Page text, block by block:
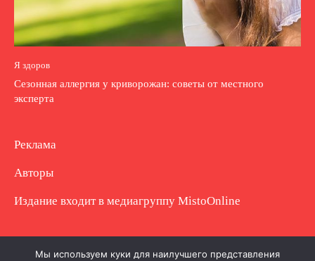
Я здоров
Сезонная аллергия у криворожан: советы от местного
эксперта
Реклама
Авторы
Издание входит в медиагруппу MistoOnline
Copyright © Полное использование материала
Мы используем куки для наилучшего представления